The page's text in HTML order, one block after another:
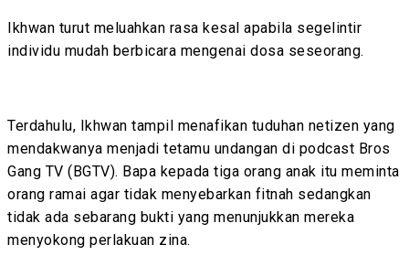
Ikhwan turut meluahkan rasa kesal apabila segelintir
individu mudah berbicara mengenai dosa seseorang.
Terdahulu, Ikhwan tampil menafikan tuduhan netizen yang
mendakwanya menjadi tetamu undangan di podcast Bros
Gang TV (BGTV). Bapa kepada tiga orang anak itu meminta
orang ramai agar tidak menyebarkan fitnah sedangkan
tidak ada sebarang bukti yang menunjukkan mereka
menyokong perlakuan zina.